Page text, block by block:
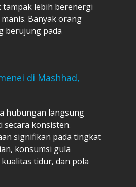
lebih berenergi
Banyak orang
berujung pada
di Mashhad,
hubungan langsung
konsisten.
signifikan pada tingkat
konsumsi gula
tidur, dan pola